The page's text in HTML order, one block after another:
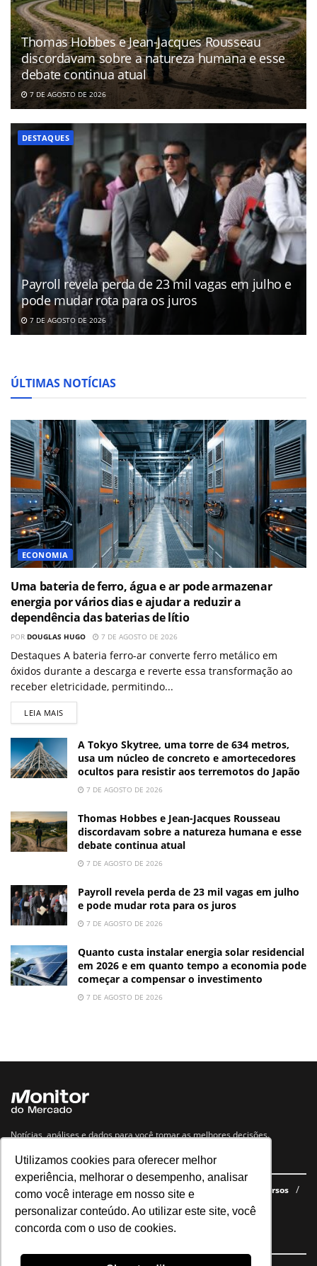
Utilizamos cookies para oferecer melhor
experiência, melhorar o desempenho, analisar
como você interage em nosso site e
personalizar conteúdo. Ao utilizar este site, você
concorda com o uso de cookies.
Thomas Hobbes e Jean-Jacques Rousseau
discordavam sobre a natureza humana e esse
debate continua atual
7 DE AGOSTO DE 2026
DESTAQUES
Payroll revela perda de 23 mil vagas em julho e
pode mudar rota para os juros
7 DE AGOSTO DE 2026
ÚLTIMAS NOTÍCIAS
ECONOMIA
Uma bateria de ferro, água e ar pode armazenar
energia por vários dias e ajudar a reduzir a
dependência das baterias de lítio
POR DOUGLAS HUGO 7 DE AGOSTO DE 2026
Destaques A bateria ferro-ar converte ferro metálico em
óxidos durante a descarga e reverte essa transformação ao
receber eletricidade, permitindo...
LEIA MAIS
A Tokyo Skytree, uma torre de 634 metros,
usa um núcleo de concreto e amortecedores
ocultos para resistir aos terremotos do Japão
7 DE AGOSTO DE 2026
Thomas Hobbes e Jean-Jacques Rousseau
discordavam sobre a natureza humana e esse
debate continua atual
7 DE AGOSTO DE 2026
Payroll revela perda de 23 mil vagas em julho
e pode mudar rota para os juros
7 DE AGOSTO DE 2026
Quanto custa instalar energia solar residencial
em 2026 e em quanto tempo a economia pode
começar a compensar o investimento
7 DE AGOSTO DE 2026
Notícias, análises e dados para você tomar as melhores decisões.
Navegue no site
Últimas notícias Quem somos E-books gratuitos
Cursos
Política de privacidade